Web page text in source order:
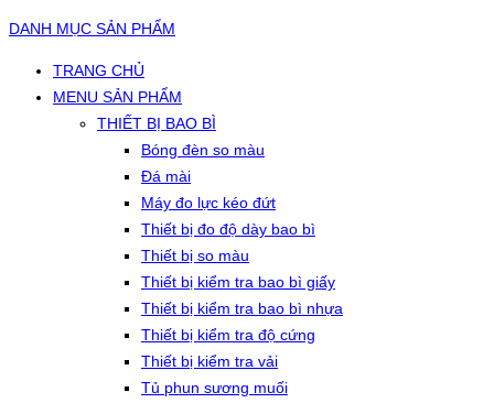
DANH MỤC SẢN PHẨM
TRANG CHỦ
MENU SẢN PHẨM
THIẾT BỊ BAO BÌ
Bóng đèn so màu
Đá mài
Máy đo lực kéo đứt
Thiết bị đo độ dày bao bì
Thiết bị so màu
Thiết bị kiểm tra bao bì giấy
Thiết bị kiểm tra bao bì nhựa
Thiết bị kiểm tra độ cứng
Thiết bị kiểm tra vải
Tủ phun sương muối